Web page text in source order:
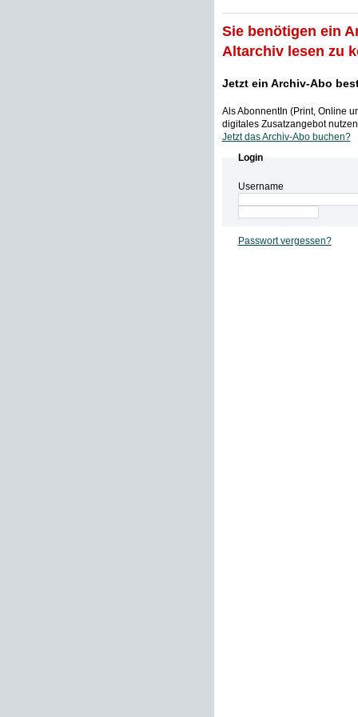
Sie benötigen ein
Altarchiv lesen zu
Jetzt ein Archiv-Abo
Als AbonnentIn (Print, Online
digitales Zusatzangebot
Jetzt das Archiv-Abo buchen?
Login
Username
Passwort vergessen?